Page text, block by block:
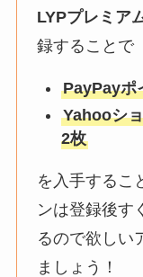
LYPプレミア
録することで
PayPayポ
Yahooシ
2枚
を入手するこ
ンは登録後す
るので欲しい
ましょう！